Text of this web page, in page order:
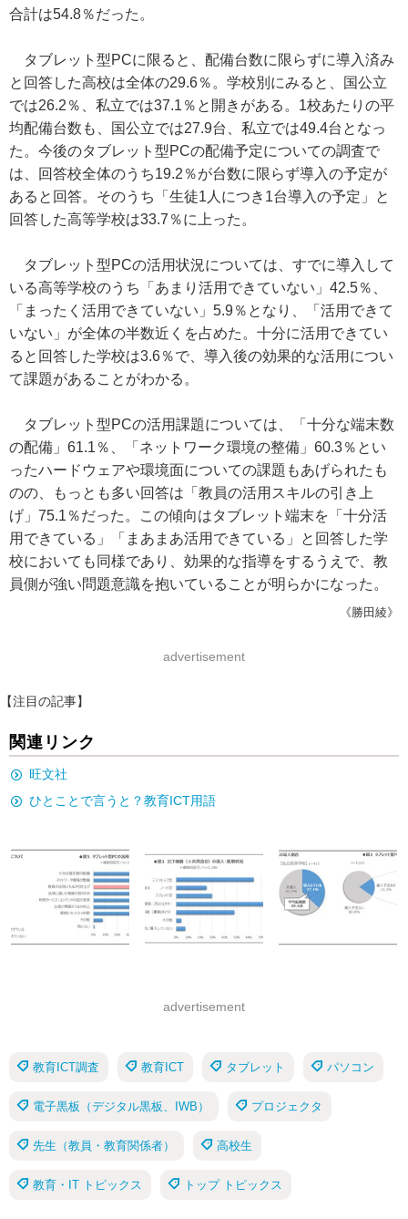
合計は54.8％だった。
タブレット型PCに限ると、配備台数に限らずに導入済み
と回答した高校は全体の29.6％。学校別にみると、国公立
では26.2％、私立では37.1％と開きがある。1校あたりの平
均配備台数も、国公立では27.9台、私立では49.4台となっ
た。今後のタブレット型PCの配備予定についての調査で
は、回答校全体のうち19.2％が台数に限らず導入の予定が
あると回答。そのうち「生徒1人につき1台導入の予定」と
回答した高等学校は33.7％に上った。
タブレット型PCの活用状況については、すでに導入して
いる高等学校のうち「あまり活用できていない」42.5％、
「まったく活用できていない」5.9％となり、「活用できて
いない」が全体の半数近くを占めた。十分に活用できてい
ると回答した学校は3.6％で、導入後の効果的な活用につい
て課題があることがわかる。
タブレット型PCの活用課題については、「十分な端末数
の配備」61.1％、「ネットワーク環境の整備」60.3％とい
ったハードウェアや環境面についての課題もあげられたも
のの、もっとも多い回答は「教員の活用スキルの引き上
げ」75.1％だった。この傾向はタブレット端末を「十分活
用できている」「まあまあ活用できている」と回答した学
校においても同様であり、効果的な指導をするうえで、教
員側が強い問題意識を抱いていることが明らかになった。
《勝田綾》
advertisement
【注目の記事】
関連リンク
旺文社
ひとことで言うと？教育ICT用語
advertisement
教育ICT調査 教育ICT タブレット パソコン
電子黒板（デジタル黒板、IWB） プロジェクタ
先生（教員・教育関係者） 高校生
教育・IT トピックス トップ トピックス